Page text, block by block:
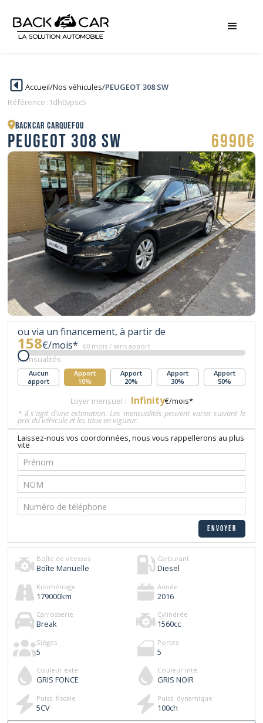
Accueil/Nos véhicules/PEUGEOT 308 SW
Référence :1dh0vpsc5
BACKCAR Carquefou
PEUGEOT 308 SW 6990€
ou via un financement, à partir de
158€/mois* 60 mois / sans apport
Mensualités
Aucun
apport
Apport
10%
Apport
20%
Apport
30%
Apport
50%
Loyer mensuel : Infinity€/mois*
* Il s'agit d'une estimation. Les mensualités peuvent varier suivant le
prix du véhicule et les taux en vigueur.
Laissez-nous vos coordonnées, nous vous rappellerons au plus
vite
Boîte de vitesses
Boîte Manuelle
Carburant
Diesel
Kilométrage
179000km
Année
2016
Carrosserie
Break
Cylindrée
1560cc
Sièges
5
Portes
5
Couleur exté
GRIS FONCE
Couleur inté
GRIS NOIR
Puiss. fiscale
5CV
Puiss. dynamique
100ch